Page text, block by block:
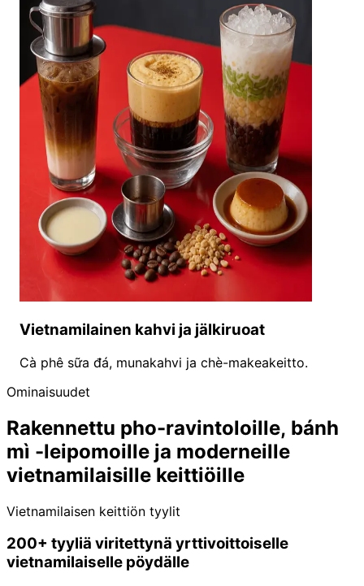
Vietnamilainen kahvi ja jälkiruoat
Cà phê sữa đá, munakahvi ja chè-makeakeitto.
Ominaisuudet
Rakennettu pho-ravintoloille, bánh
mì -leipomoille ja moderneille
vietnamilaisille keittiöille
Vietnamilaisen keittiön tyylit
200+ tyyliä viritettynä yrttivoittoiselle
vietnamilaiselle pöydälle